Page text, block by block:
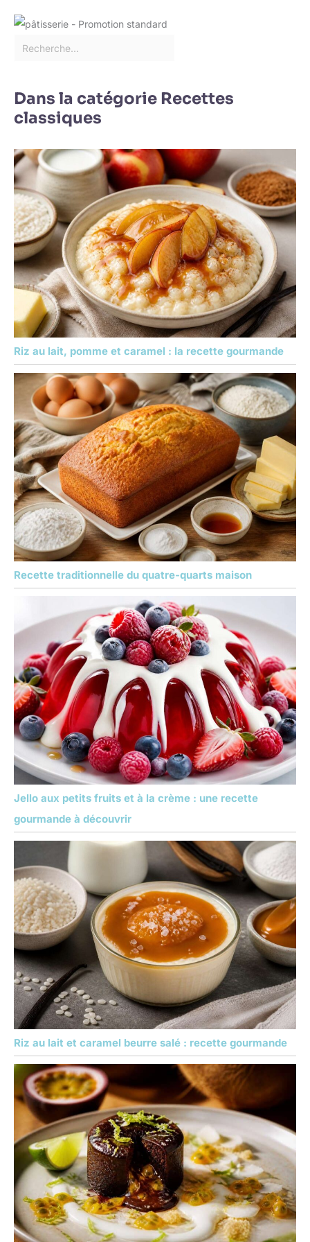
Dans la catégorie Recettes
classiques
Riz au lait, pomme et caramel : la recette gourmande
Recette traditionnelle du quatre-quarts maison
Jello aux petits fruits et à la crème : une recette
gourmande à découvrir
Riz au lait et caramel beurre salé : recette gourmande